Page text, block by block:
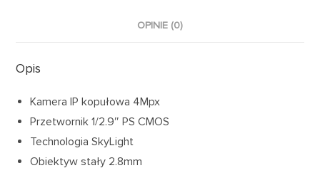
OPINIE (0)
Opis
Kamera IP kopułowa 4Mpx
Przetwornik 1/2.9″ PS CMOS
Technologia SkyLight
Obiektyw stały 2.8mm